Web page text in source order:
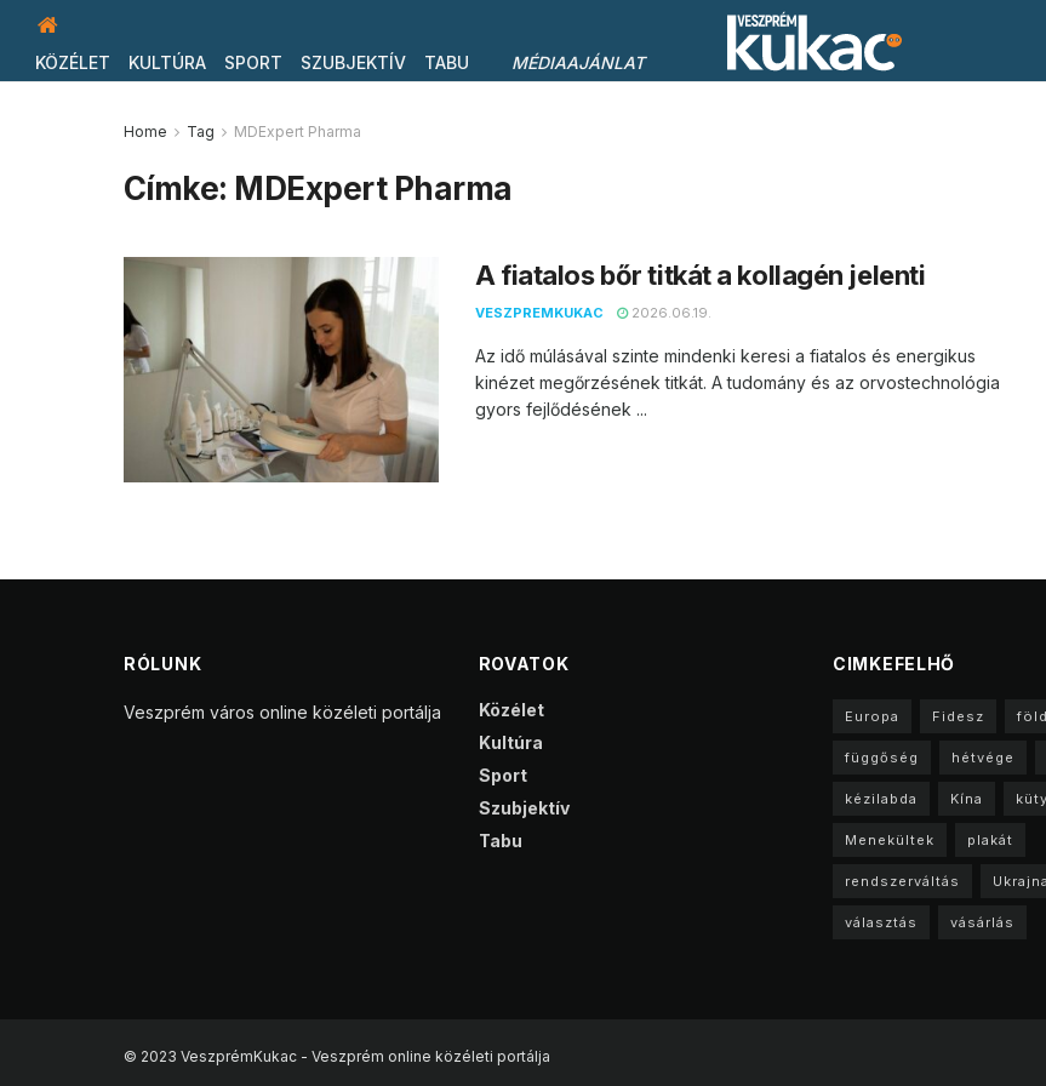
KÖZÉLET KULTÚRA SPORT SZUBJEKTÍV TABU MÉDIAAJÁNLAT
Home Tag MDExpert Pharma
Címke: MDExpert Pharma
A fiatalos bőr titkát a kollagén jelenti
VESZPREMKUKAC 2026.06.19.
Az idő múlásával szinte mindenki keresi a fiatalos és energikus
kinézet megőrzésének titkát. A tudomány és az orvostechnológia
gyors fejlődésének ...
RÓLUNK
Veszprém város online közéleti portálja
ROVATOK
Közélet
Kultúra
Sport
Szubjektív
Tabu
CIMKEFELHŐ
Europa Fidesz
függőség hétvége
kézilabda Kína
Menekültek plakát
rendszerváltás Ukrajna
választás vásárlás
© 2023 VeszprémKukac - Veszprém online közéleti portálja